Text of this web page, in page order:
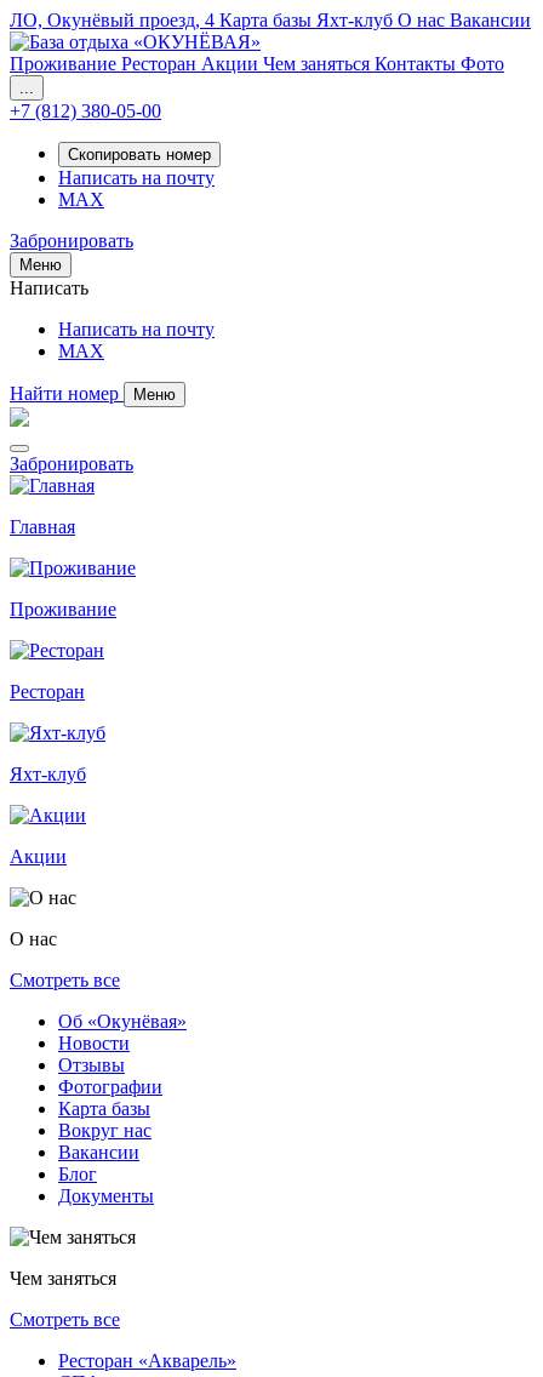
ЛО, Окунёвый проезд, 4 Карта базы Яхт-клуб О нас Вакансии
Проживание Ресторан Акции Чем заняться Контакты Фото
...
+7 (812) 380-05-00
Скопировать номер
Написать на почту
MAX
Забронировать
Меню
Написать
Написать на почту
MAX
Найти номер Меню
Забронировать
Главная
Проживание
Ресторан
Яхт-клуб
Акции
О нас
Смотреть все
Об «Окунёвая»
Новости
Отзывы
Фотографии
Карта базы
Вокруг нас
Вакансии
Блог
Документы
Чем заняться
Смотреть все
Ресторан «Акварель»